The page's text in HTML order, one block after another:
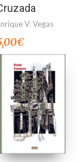
V. Vegas
€